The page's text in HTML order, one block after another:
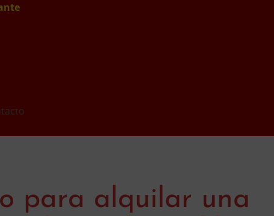
para alquilar una